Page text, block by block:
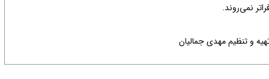
نمی‌روند.​​​​​​​​​​​​​​
و تنظیم مهدی جمالیان​​​​​​​